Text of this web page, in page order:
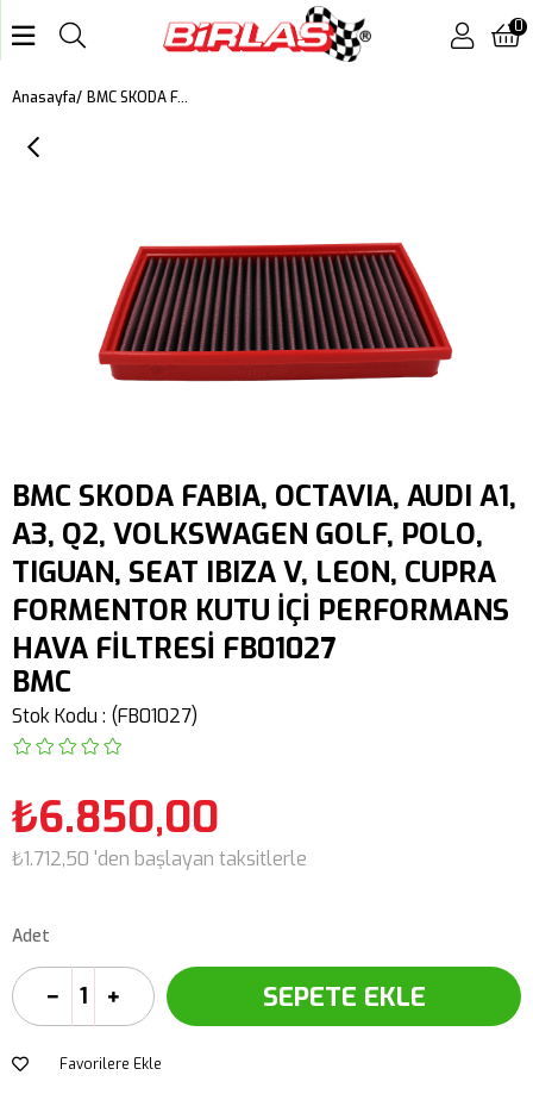
0
Anasayfa BMC SKODA FABIA, OCTAVIA, AUDI A1, A3, Q2, VOLKSWAGEN GOLF, POLO, TIGUAN, SEAT IBIZA V, LEON, CUPRA FORMENTOR KUTU İÇİ PERFORMANS HAVA FİLTRESİ FB01027
BMC SKODA FABIA, OCTAVIA, AUDI A1,
A3, Q2, VOLKSWAGEN GOLF, POLO,
TIGUAN, SEAT IBIZA V, LEON, CUPRA
FORMENTOR KUTU İÇİ PERFORMANS
HAVA FİLTRESİ FB01027
BMC
Stok Kodu (FB01027)
₺6.850,00
₺1.712,50 'den başlayan taksitlerle
Adet
Favorilere Ekle